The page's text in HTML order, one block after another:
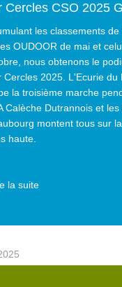
Cercles CSO 2025
les classements de
OUDOOR de mai et
nous obtenons le
Cercles 2025. L'Ecurie du
la troisième marche
Calèche Dutrannois et les
montent tous sur
haute.
la suite